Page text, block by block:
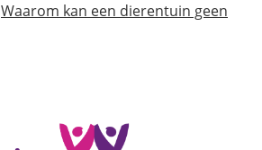
Waarom kan een dierentuin geen